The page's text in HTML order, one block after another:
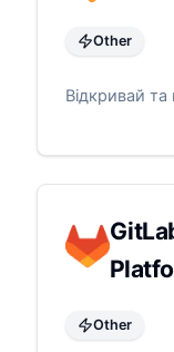
Other
Відкривай
Other